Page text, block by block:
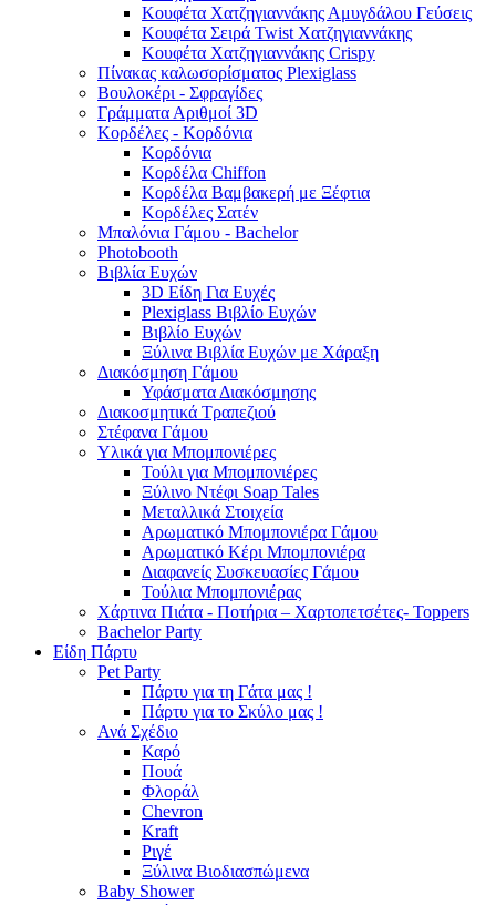
Κουφέτα Χατζηγιαννάκης Αμυγδάλου Γεύσεις
Κουφέτα Σειρά Twist Χατζηγιαννάκης
Κουφέτα Χατζηγιαννάκης Crispy
Πίνακας καλωσορίσματος Plexiglass
Βουλοκέρι - Σφραγίδες
Γράμματα Αριθμοί 3D
Κορδέλες - Κορδόνια
Κορδόνια
Κορδέλα Chiffon
Κορδέλα Βαμβακερή με Ξέφτια
Κορδέλες Σατέν
Μπαλόνια Γάμου - Bachelor
Photobooth
Βιβλία Ευχών
3D Είδη Για Ευχές
Plexiglass Βιβλίο Ευχών
Βιβλίο Ευχών
Ξύλινα Βιβλία Ευχών με Χάραξη
Διακόσμηση Γάμου
Υφάσματα Διακόσμησης
Διακοσμητικά Τραπεζιού
Στέφανα Γάμου
Υλικά για Μπομπονιέρες
Τούλι για Μπομπονιέρες
Ξύλινο Ντέφι Soap Tales
Μεταλλικά Στοιχεία
Αρωματικό Μπομπονιέρα Γάμου
Αρωματικό Κέρι Μπομπονιέρα
Διαφανείς Συσκευασίες Γάμου
Τούλια Μπομπονιέρας
Χάρτινα Πιάτα - Ποτήρια – Χαρτοπετσέτες- Toppers
Bachelor Party
Είδη Πάρτυ
Pet Party
Πάρτυ για τη Γάτα μας !
Πάρτυ για το Σκύλο μας !
Ανά Σχέδιο
Καρό
Πουά
Φλοράλ
Chevron
Kraft
Ριγέ
Ξύλινα Βιοδιασπώμενα
Baby Shower